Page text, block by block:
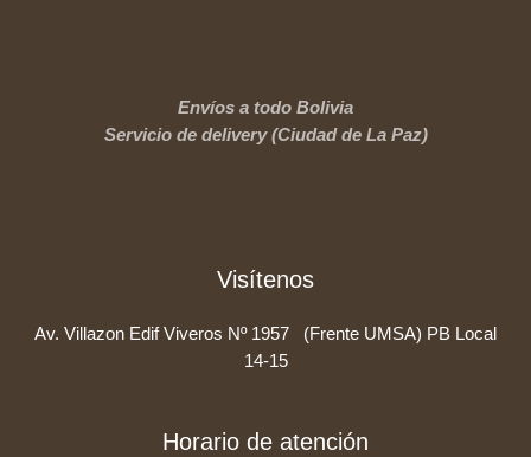
Envíos a todo Bolivia
Servicio de delivery (Ciudad de La Paz)
Visítenos
Av. Villazon Edif Viveros Nº 1957 (Frente UMSA) PB Local
14-15
Horario de atención